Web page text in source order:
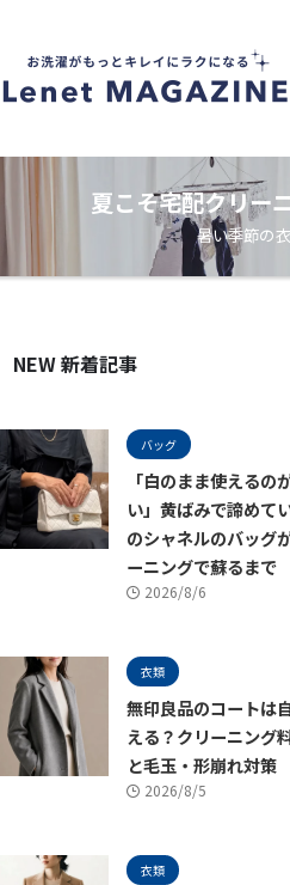
類
ケ
洗
ウ
ハ
ウ
メ
夏こそ宅配クリー
暑い季節の
NEW 新着記事
バッグ
「白のまま使えるの
い」黄ばみで諦めて
のシャネルのバッグ
ーニングで蘇るまで
2026/8/6
衣類
無印良品のコートは
える？クリーニング
と毛玉・形崩れ対策
2026/8/5
衣類